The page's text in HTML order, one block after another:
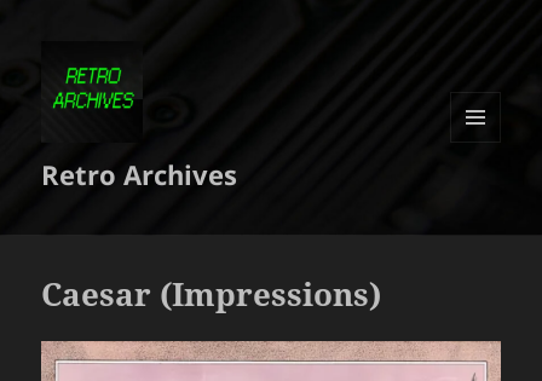
Retro Archives
Caesar (Impressions)